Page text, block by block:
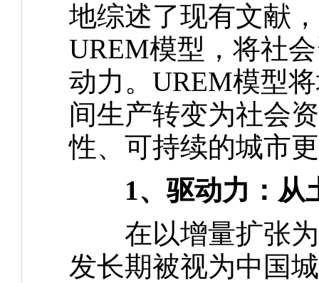
地综述了现有文献
UREM模型，将社
动力。UREM模型
间生产转变为社会
性、可持续的城市
1、驱动力：从
在以增量扩张为
发长期被视为中国